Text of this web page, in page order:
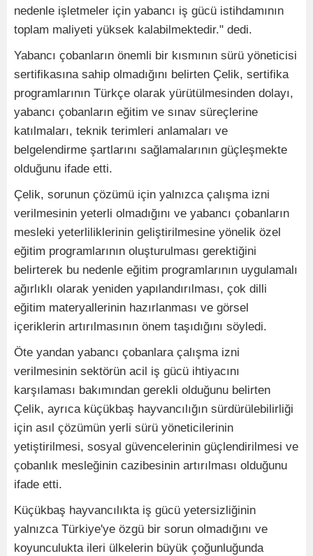
nedenle işletmeler için yabancı iş gücü istihdamının
toplam maliyeti yüksek kalabilmektedir." dedi.
Yabancı çobanların önemli bir kısmının sürü yöneticisi
sertifikasına sahip olmadığını belirten Çelik, sertifika
programlarının Türkçe olarak yürütülmesinden dolayı,
yabancı çobanların eğitim ve sınav süreçlerine
katılmaları, teknik terimleri anlamaları ve
belgelendirme şartlarını sağlamalarının güçleşmekte
olduğunu ifade etti.
Çelik, sorunun çözümü için yalnızca çalışma izni
verilmesinin yeterli olmadığını ve yabancı çobanların
mesleki yeterliliklerinin geliştirilmesine yönelik özel
eğitim programlarının oluşturulması gerektiğini
belirterek bu nedenle eğitim programlarının uygulamalı
ağırlıklı olarak yeniden yapılandırılması, çok dilli
eğitim materyallerinin hazırlanması ve görsel
içeriklerin artırılmasının önem taşıdığını söyledi.
Öte yandan yabancı çobanlara çalışma izni
verilmesinin sektörün acil iş gücü ihtiyacını
karşılaması bakımından gerekli olduğunu belirten
Çelik, ayrıca küçükbaş hayvancılığın sürdürülebilirliği
için asıl çözümün yerli sürü yöneticilerinin
yetiştirilmesi, sosyal güvencelerinin güçlendirilmesi ve
çobanlık mesleğinin cazibesinin artırılması olduğunu
ifade etti.
Küçükbaş hayvancılıkta iş gücü yetersizliğinin
yalnızca Türkiye'ye özgü bir sorun olmadığını ve
koyunculukta ileri ülkelerin büyük çoğunluğunda